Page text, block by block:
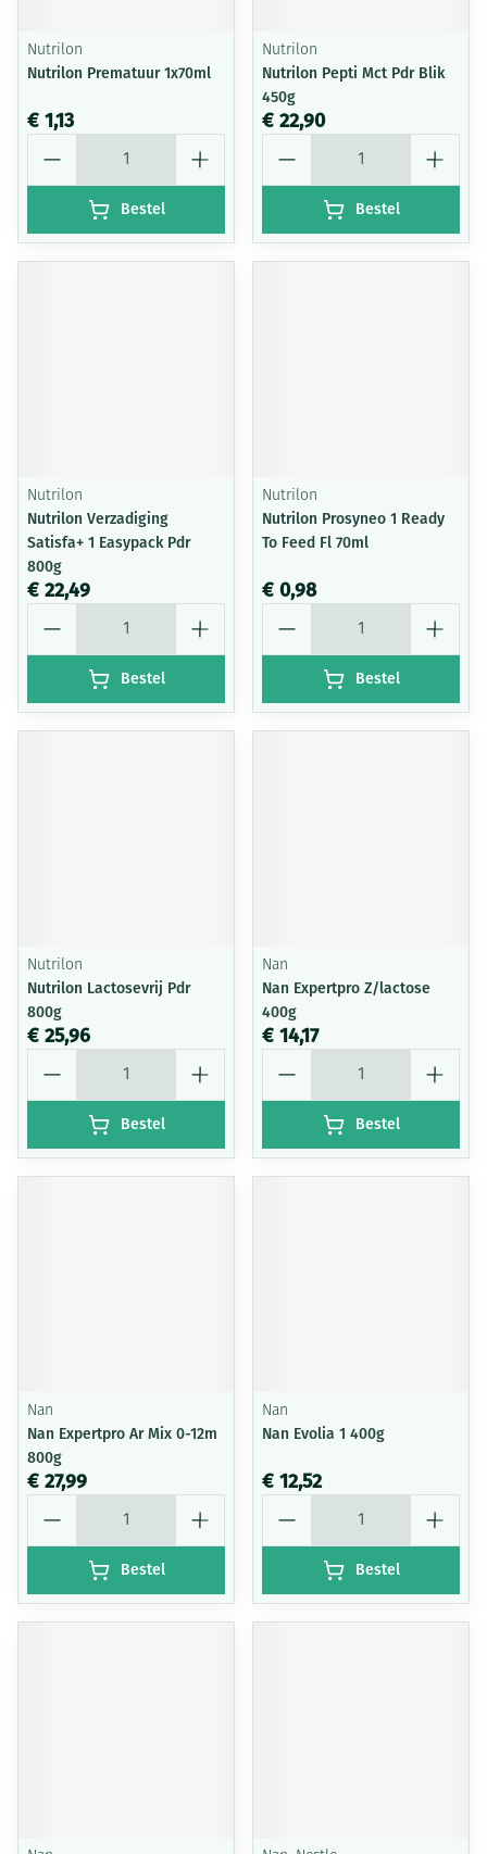
Nutrilon
Nutrilon Prematuur 1x70ml
€ 1,13
Bestel
Nutrilon
Nutrilon Pepti Mct Pdr Blik
450g
€ 22,90
Bestel
Nutrilon
Nutrilon Verzadiging
Satisfa+ 1 Easypack Pdr
800g
€ 22,49
Bestel
Nutrilon
Nutrilon Prosyneo 1 Ready
To Feed Fl 70ml
€ 0,98
Bestel
Nutrilon
Nutrilon Lactosevrij Pdr
800g
€ 25,96
Bestel
Nan
Nan Expertpro Z/lactose
400g
€ 14,17
Bestel
Nan
Nan Expertpro Ar Mix 0-12m
800g
€ 27,99
Bestel
Nan
Nan Evolia 1 400g
€ 12,52
Bestel